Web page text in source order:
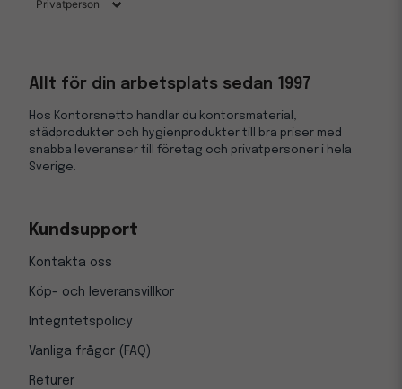
Allt för din arbetsplats sedan 1997
Hos Kontorsnetto handlar du kontorsmaterial,
städprodukter och hygienprodukter till bra priser med
snabba leveranser till företag och privatpersoner i hela
Sverige.
Kundsupport
Kontakta oss
Köp- och leveransvillkor
Integritetspolicy
Vanliga frågor (FAQ)
Returer